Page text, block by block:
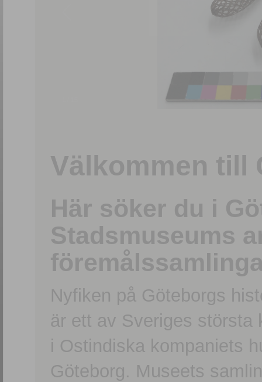
Välkommen till
Här söker du i
Stadsmuseums
Nyfiken på Göteborgs
är ett av Sveriges största
i Ostindiska kompaniets
Göteborg. Museets